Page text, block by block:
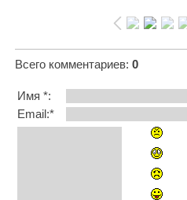
Всего комментариев: 0
Имя *:
Email:*